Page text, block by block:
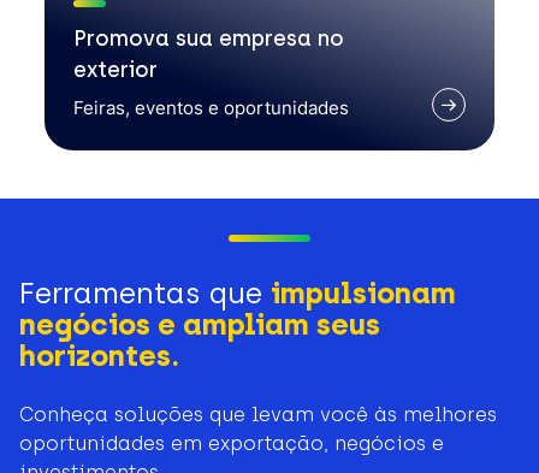
Promova sua empresa no
exterior
Feiras, eventos e oportunidades
Ferramentas que impulsionam
negócios e ampliam seus
horizontes.
Conheça soluções que levam você às melhores
oportunidades em exportação, negócios e